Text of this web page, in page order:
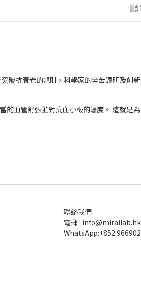
破抗衰老的規則，科學家的辛苦鑽研及創
血管舒張並對抗血小板的濃度。 這就是
聯絡我們
電郵 : info@mirailab.hk
WhatsApp:+852